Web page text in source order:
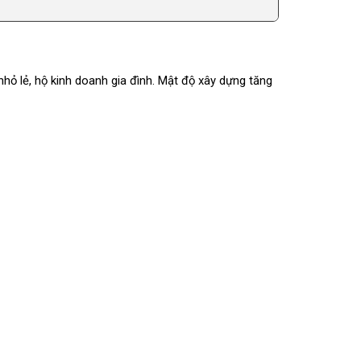
lẻ, hộ kinh doanh gia đình. Mật độ xây dựng tăng